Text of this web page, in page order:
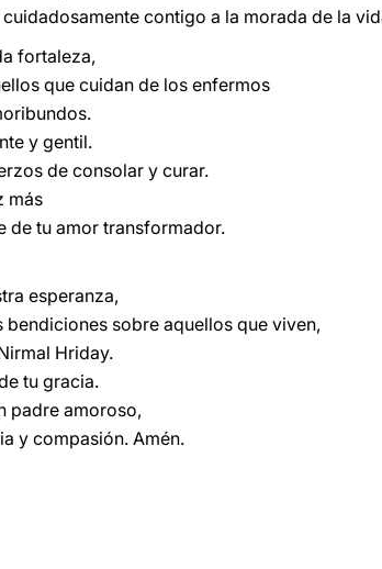
contigo a la morada de la
fortaleza,
que cuidan de los enfermos
y gentil.
de consolar y curar.
más
de tu amor transformador.
esperanza,
bendiciones sobre aquellos que viven,
Hriday.
tu gracia.
padre amoroso,
y compasión. Amén.